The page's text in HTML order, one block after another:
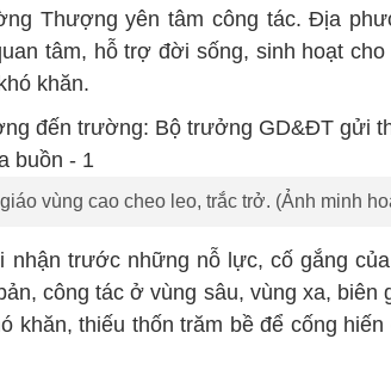
Thượng yên tâm công tác. Địa
tâm, hỗ trợ đời sống, sinh hoạt cho
khăn.
vùng cao cheo leo, trắc trở. (Ảnh minh
trước những nỗ lực, cố gắng
công tác ở vùng sâu, vùng xa, biên
khăn, thiếu thốn trăm bề để cống hiến